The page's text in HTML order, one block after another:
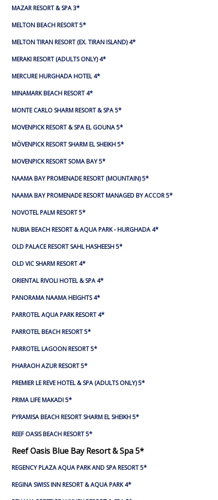
MAZAR RESORT & SPA 3*
MELTON BEACH RESORT 5*
MELTON TIRAN RESORT (EX. TIRAN ISLAND) 4*
MERAKI RESORT (ADULTS ONLY) 4*
MERCURE HURGHADA HOTEL 4*
MINAMARK BEACH RESORT 4*
MONTE CARLO SHARM RESORT & SPA 5*
MOVENPICK RESORT & SPA EL GOUNA 5*
MÖVENPICK RESORT SHARM EL SHEIKH 5*
MOVENPICK RESORT SOMA BAY 5*
NAAMA BAY PROMENADE RESORT (MOUNTAIN) 5*
NAAMA BAY PROMENADE RESORT MANAGED BY ACCOR 5*
NOVOTEL PALM RESORT 5*
NUBIA BEACH RESORT & AQUA PARK - HURGHADA 4*
OLD PALACE RESORT SAHL HASHEESH 5*
OLD VIC SHARM RESORT 4*
ORIENTAL RIVOLI HOTEL & SPA 4*
PANORAMA NAAMA HEIGHTS 4*
PARROTEL AQUA PARK RESORT 4*
PARROTEL BEACH RESORT 5*
PARROTEL LAGOON RESORT 5*
PHARAOH AZUR RESORT 5*
PREMIER LE REVE HOTEL & SPA (ADULTS ONLY) 5*
PRIMA LIFE MAKADI 5*
PYRAMISA BEACH RESORT SHARM EL SHEIKH 5*
REEF OASIS BEACH RESORT 5*
Reef Oasis Blue Bay Resort & Spa 5*
REGENCY PLAZA AQUA PARK AND SPA RESORT 5*
REGINA SWISS INN RESORT & AQUA PARK 4*